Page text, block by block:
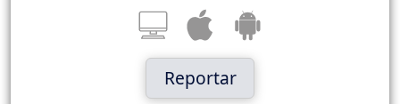
Reportar